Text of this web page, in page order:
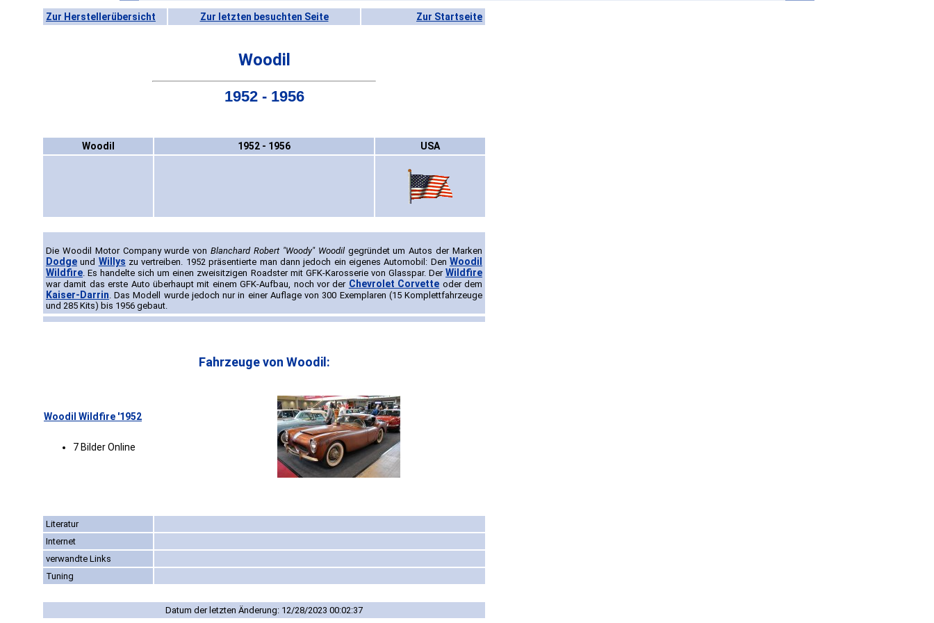
Zur Herstellerübersicht Zur letzten besuchten Seite Zur Startseite
Woodil
1952 - 1956
Woodil 1952 - 1956 USA
Die Woodil Motor Company wurde vonBlanchard Robert "Woody" Woodilgegründet um Autos der Marken
Dodge und Willys zu vertreiben. 1952 präsentierte man dann jedoch ein eigenes Automobil: DenWoodil
Wildfire. Es handelte sich um einen zweisitzigen Roadster mit GFK-Karosserie von Glasspar. Der Wildfire
war damit das erste Auto überhaupt mit einem GFK-Aufbau, noch vor der Chevrolet Corvette oder dem
Kaiser-Darrin. Das Modell wurde jedoch nur in einer Auflage von 300 Exemplaren (15 Komplettfahrzeuge
und 285 Kits) bis 1956 gebaut.
Fahrzeuge von Woodil:
Woodil Wildfire '1952
7 Bilder Online
Literatur
Internet
verwandte Links
Tuning
Datum der letzten Änderung: 12/28/2023 00:02:37